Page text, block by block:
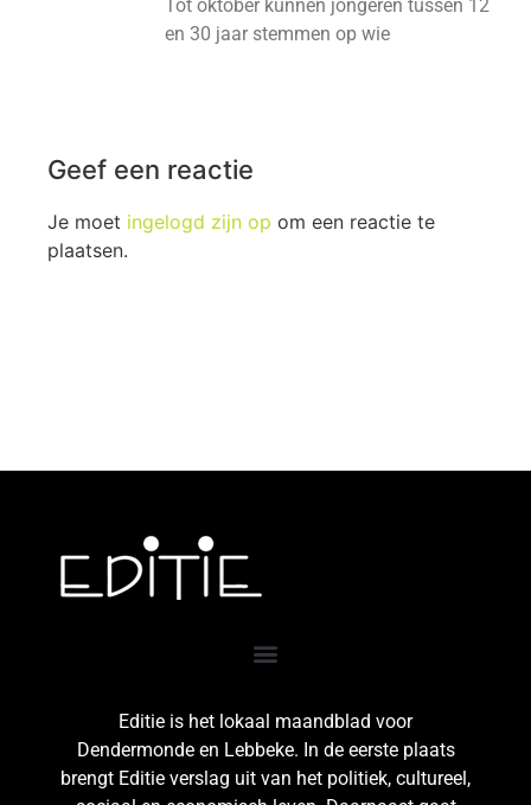
Tot oktober kunnen jongeren tussen 12
en 30 jaar stemmen op wie
Geef een reactie
Je moet ingelogd zijn op om een reactie te
plaatsen.
Editie is het lokaal maandblad voor
Dendermonde en Lebbeke. In de eerste plaats
brengt Editie verslag uit van het politiek, cultureel,